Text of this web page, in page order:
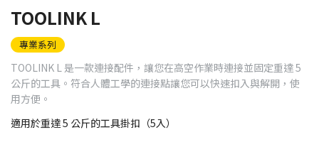
TOOLINK L
專業系列
TOOLINK L 是一款連接配件，讓您在高空作業時連接並固定重達 5
公斤的工具。符合人體工學的連接點讓您可以快速扣入與解開，使
用方便。
適用於重達 5 公斤的工具掛扣（5入）